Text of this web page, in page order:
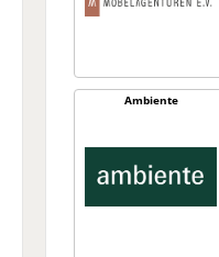
Ambiente